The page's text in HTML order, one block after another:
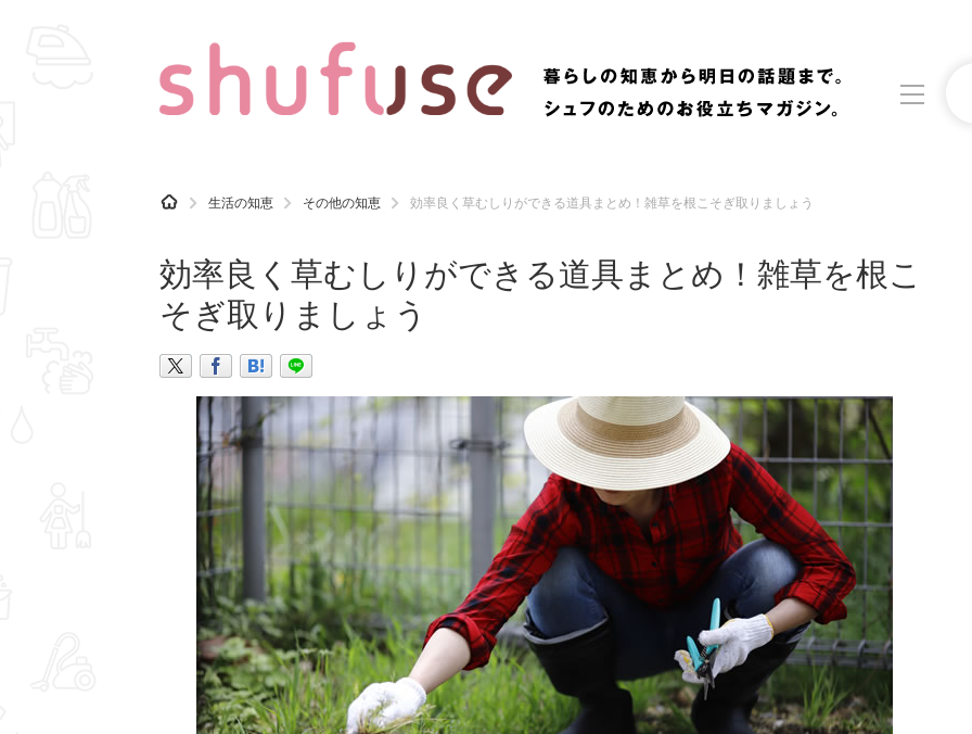
CATEGORY 記事カテゴリ
マナー 趣味 食材辞典 おすすめ
H
O
生活の知恵 その他の知恵 効率良く草むしりができる道具まとめ！雑草を根こそぎ取りましょう
効率良く草むしりができる道具まとめ！雑草を根こ
そぎ取りましょう